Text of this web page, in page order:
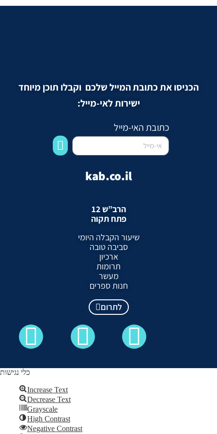
הכניסו את כתובת המייל שלכם וקבלו תוכן מיוחד
ישירות לאי-מייל:
כתובת האי-מייל
kab.co.il
הרב”ש 12
פתח תקוה
שיעור הקבלה היומי
סביבה טובה
ארכיון
תרומות
מעשר
חנות ספרים
לתרום
Skip to content
כלי נגישות
Increase Text
Decrease Text
Grayscale
High Contrast
Negative Contrast